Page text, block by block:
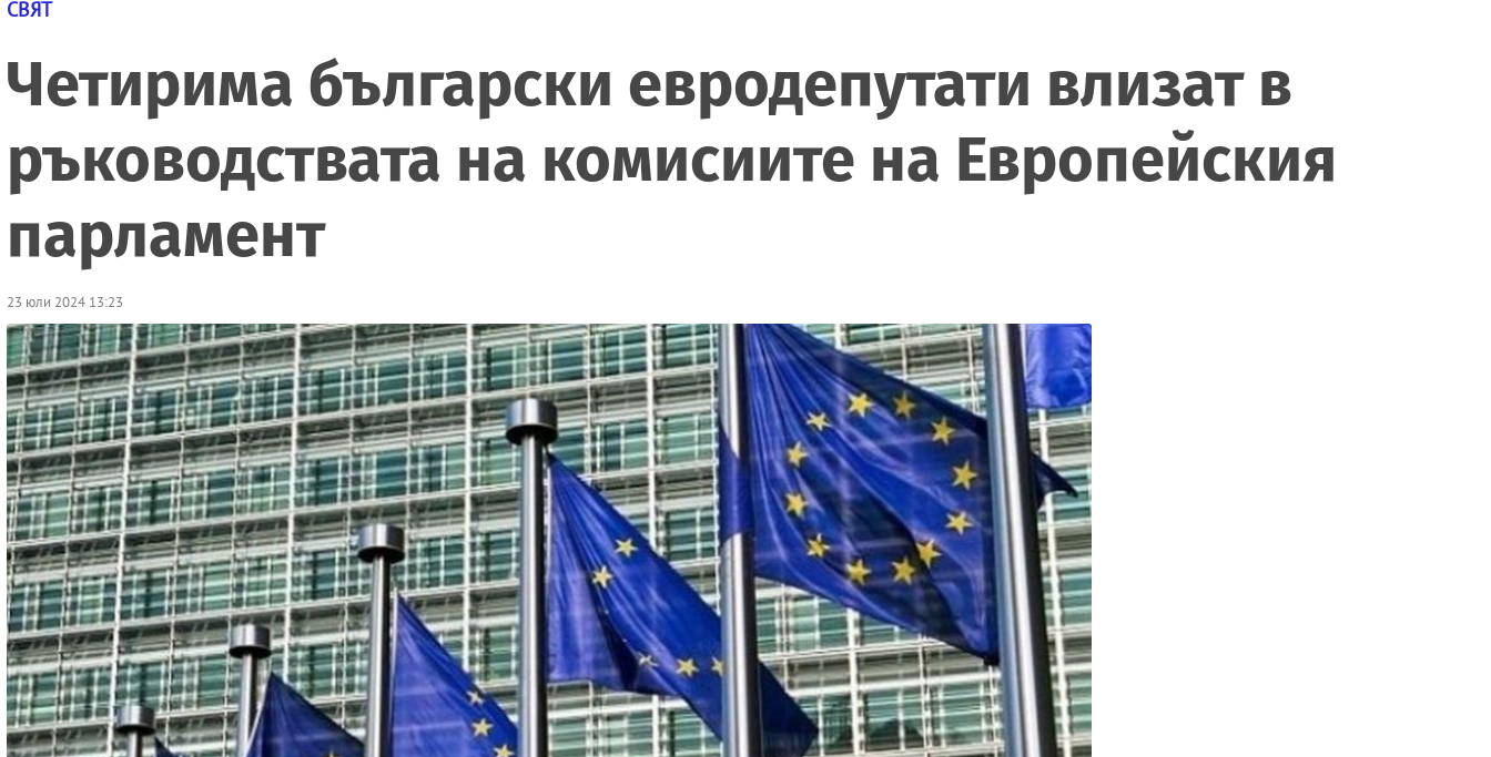
СВЯТ
Четирима български евродепутати влизат в
ръководствата на комисиите на Европейския
парламент
23 юли 2024 13:23